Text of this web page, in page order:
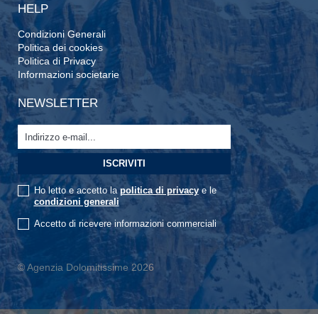
HELP
Condizioni Generali
Politica dei cookies
Politica di Privacy
Informazioni societarie
NEWSLETTER
Ho letto e accetto la politica di privacye le
condizioni generali
Accetto di ricevere informazioni commerciali
© Agenzia Dolomitissime 2026